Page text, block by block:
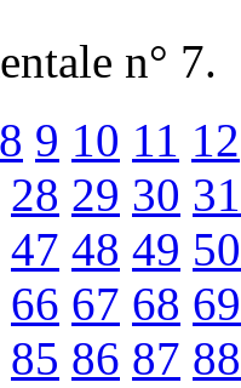
n° 7.
8 9 10 11 12
28 29 30 31
47 48 49 50
66 67 68 69
85 86 87 88